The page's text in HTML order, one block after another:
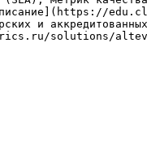
и
solutions/